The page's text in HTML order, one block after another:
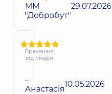
ММ
"Добробут"
29.07.2026
Враження
від лікаря
–
Анастасія10.05.2026